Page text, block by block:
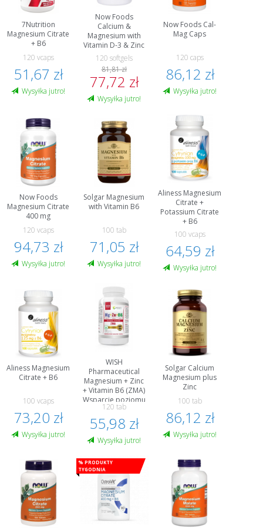
7Nutrition
Magnesium Citrate
+ B6
120 vcaps
51,67 zł
Wysyłka jutro!
Now Foods
Calcium &
Magnesium with
Vitamin D-3 & Zinc
120 softgels
81,81 zł
77,72 zł
Wysyłka jutro!
Now Foods Cal-
Mag Caps
120 caps
86,12 zł
Wysyłka jutro!
Now Foods
Magnesium Citrate
400 mg
120 vcaps
94,73 zł
Wysyłka jutro!
Solgar Magnesium
with Vitamin B6
100 tab
71,05 zł
Wysyłka jutro!
Aliness Magnesium
Citrate +
Potassium Citrate
+ B6
100 vcaps
64,59 zł
Wysyłka jutro!
Aliness Magnesium
Citrate + B6
100 vcaps
73,20 zł
Wysyłka jutro!
WISH
Pharmaceutical
Magnesium + Zinc
+ Vitamin B6 (ZMA)
Wsparcie poziomu
testosteronu
120 tab
55,98 zł
Wysyłka jutro!
Solgar Calcium
Magnesium plus
Zinc
100 tab
86,12 zł
Wysyłka jutro!
% Produkty
tygodnia